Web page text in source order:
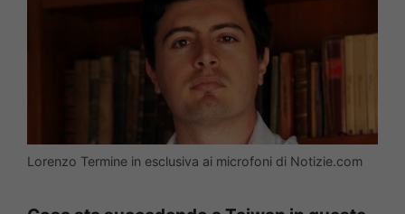
Lorenzo Termine in esclusiva ai microfoni di Notizie.com